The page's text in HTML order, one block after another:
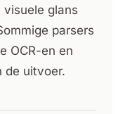
visuele glans
parsers
OCR-en en
de uitvoer.